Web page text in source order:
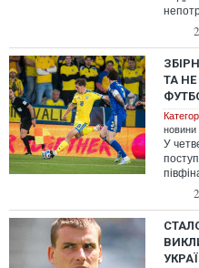
ТА
новини
У